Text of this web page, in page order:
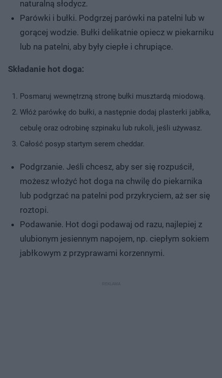
naturalną słodycz.
Parówki i bułki. Podgrzej parówki na patelni lub w
gorącej wodzie. Bułki delikatnie opiecz w piekarniku
lub na patelni, aby były ciepłe i chrupiące.
Składanie hot doga:
Posmaruj wewnętrzną stronę bułki musztardą miodową.
Włóż parówkę do bułki, a następnie dodaj plasterki jabłka,
cebulę oraz odrobinę szpinaku lub rukoli, jeśli używasz.
Całość posyp startym serem cheddar.
Podgrzanie. Jeśli chcesz, aby ser się rozpuścił,
możesz włożyć hot doga na chwilę do piekarnika
lub podgrzać na patelni pod przykryciem, aż ser się
roztopi.
Podawanie. Hot dogi podawaj od razu, najlepiej z
ulubionym jesiennym napojem, np. ciepłym sokiem
jabłkowym z przyprawami korzennymi.